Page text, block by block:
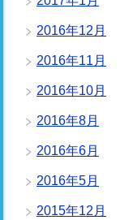
2016年12月
2016年11月
2016年10月
2016年8月
2016年6月
2016年5月
2015年12月